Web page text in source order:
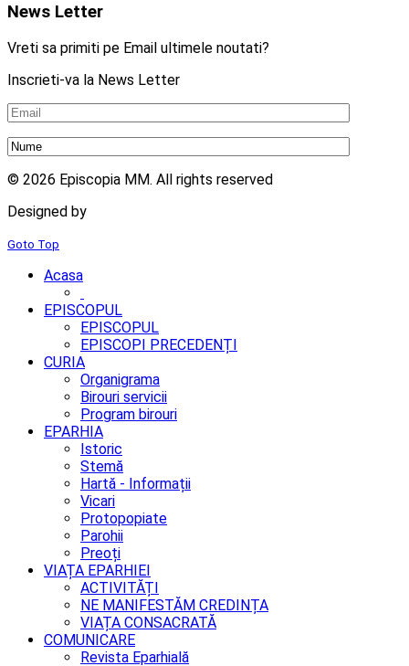
News Letter
Vreti sa primiti pe Email ultimele noutati?
Inscrieti-va la News Letter
© 2026 Episcopia MM. All rights reserved
Designed by
Goto Top
Acasa
EPISCOPUL
EPISCOPUL
EPISCOPI PRECEDENȚI
CURIA
Organigrama
Birouri servicii
Program birouri
EPARHIA
Istoric
Stemă
Hartă - Informații
Vicari
Protopopiate
Parohii
Preoți
VIAȚA EPARHIEI
ACTIVITĂȚI
NE MANIFESTĂM CREDINȚA
VIAȚA CONSACRATĂ
COMUNICARE
Revista Eparhială